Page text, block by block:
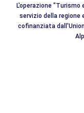
L'operazione "Turismo
servizio della
cofinanziata